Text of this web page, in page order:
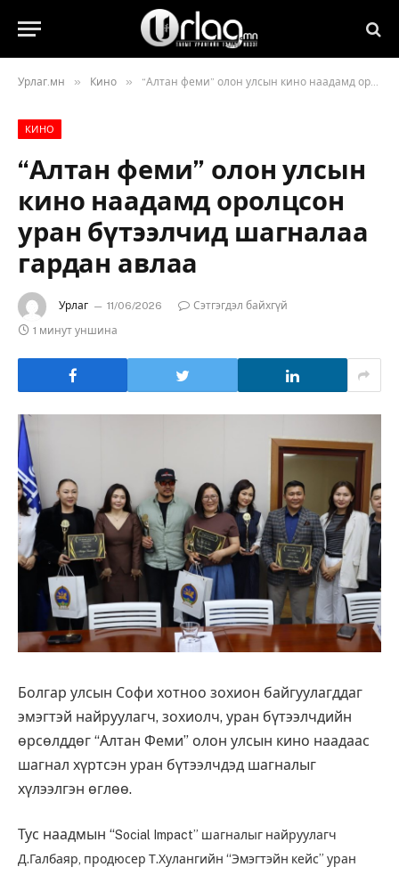
Урлаг.мн » Кино » “Алтан феми” олон улсын кино наадамд оролцсон уран бүтээлчид шагналаа гардан авлаа
КИНО
“Алтан феми” олон улсын
кино наадамд оролцсон
уран бүтээлчид шагналаа
гардан авлаа
Урлаг 11/06/2026
Сэтгэгдэл байхгүй
1 минут уншина
Болгар улсын Софи хотноо зохион байгуулагддаг
эмэгтэй найруулагч, зохиолч, уран бүтээлчдийн
өрсөлддөг “Алтан Феми” олон улсын кино наадаас
шагнал хүртсэн уран бүтээлчдэд шагналыг
хүлээлгэн өглөө.
Тус наадмын “Social Impact” шагналыг найруулагч
Д.Галбаяр, продюсер Т.Хулангийн “Эмэгтэйн кейс” уран